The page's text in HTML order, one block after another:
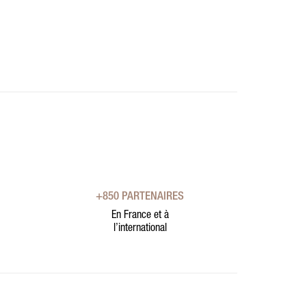
+850 PARTENAIRES
En France et à
l’international